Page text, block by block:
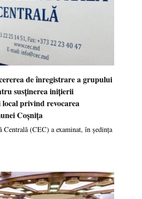
de înregistrare a grupului
susținerea inițierii
privind revocarea
Coșnița
Centrală (CEC) a examinat, în ședința